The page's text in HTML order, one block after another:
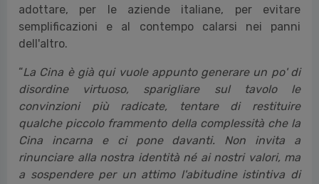
adottare, per le aziende italiane, per evitare
semplificazioni e al contempo calarsi nei panni
dell'altro.
“La Cina è già qui vuole appunto generare un po' di
disordine virtuoso, sparigliare sul tavolo le
convinzioni più radicate, tentare di restituire
qualche piccolo frammento della complessità che la
Cina incarna e ci pone davanti. Non invita a
rinunciare alla nostra identità né ai nostri valori, ma
a sospendere per un attimo l'abitudine istintiva di